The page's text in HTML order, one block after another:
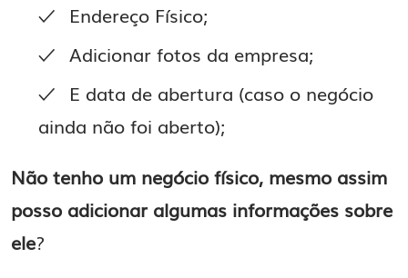
Endereço Físico;
Adicionar fotos da empresa;
E data de abertura (caso o negócio
ainda não foi aberto);
Não tenho um negócio físico, mesmo assim
posso adicionar algumas informações sobre
ele?